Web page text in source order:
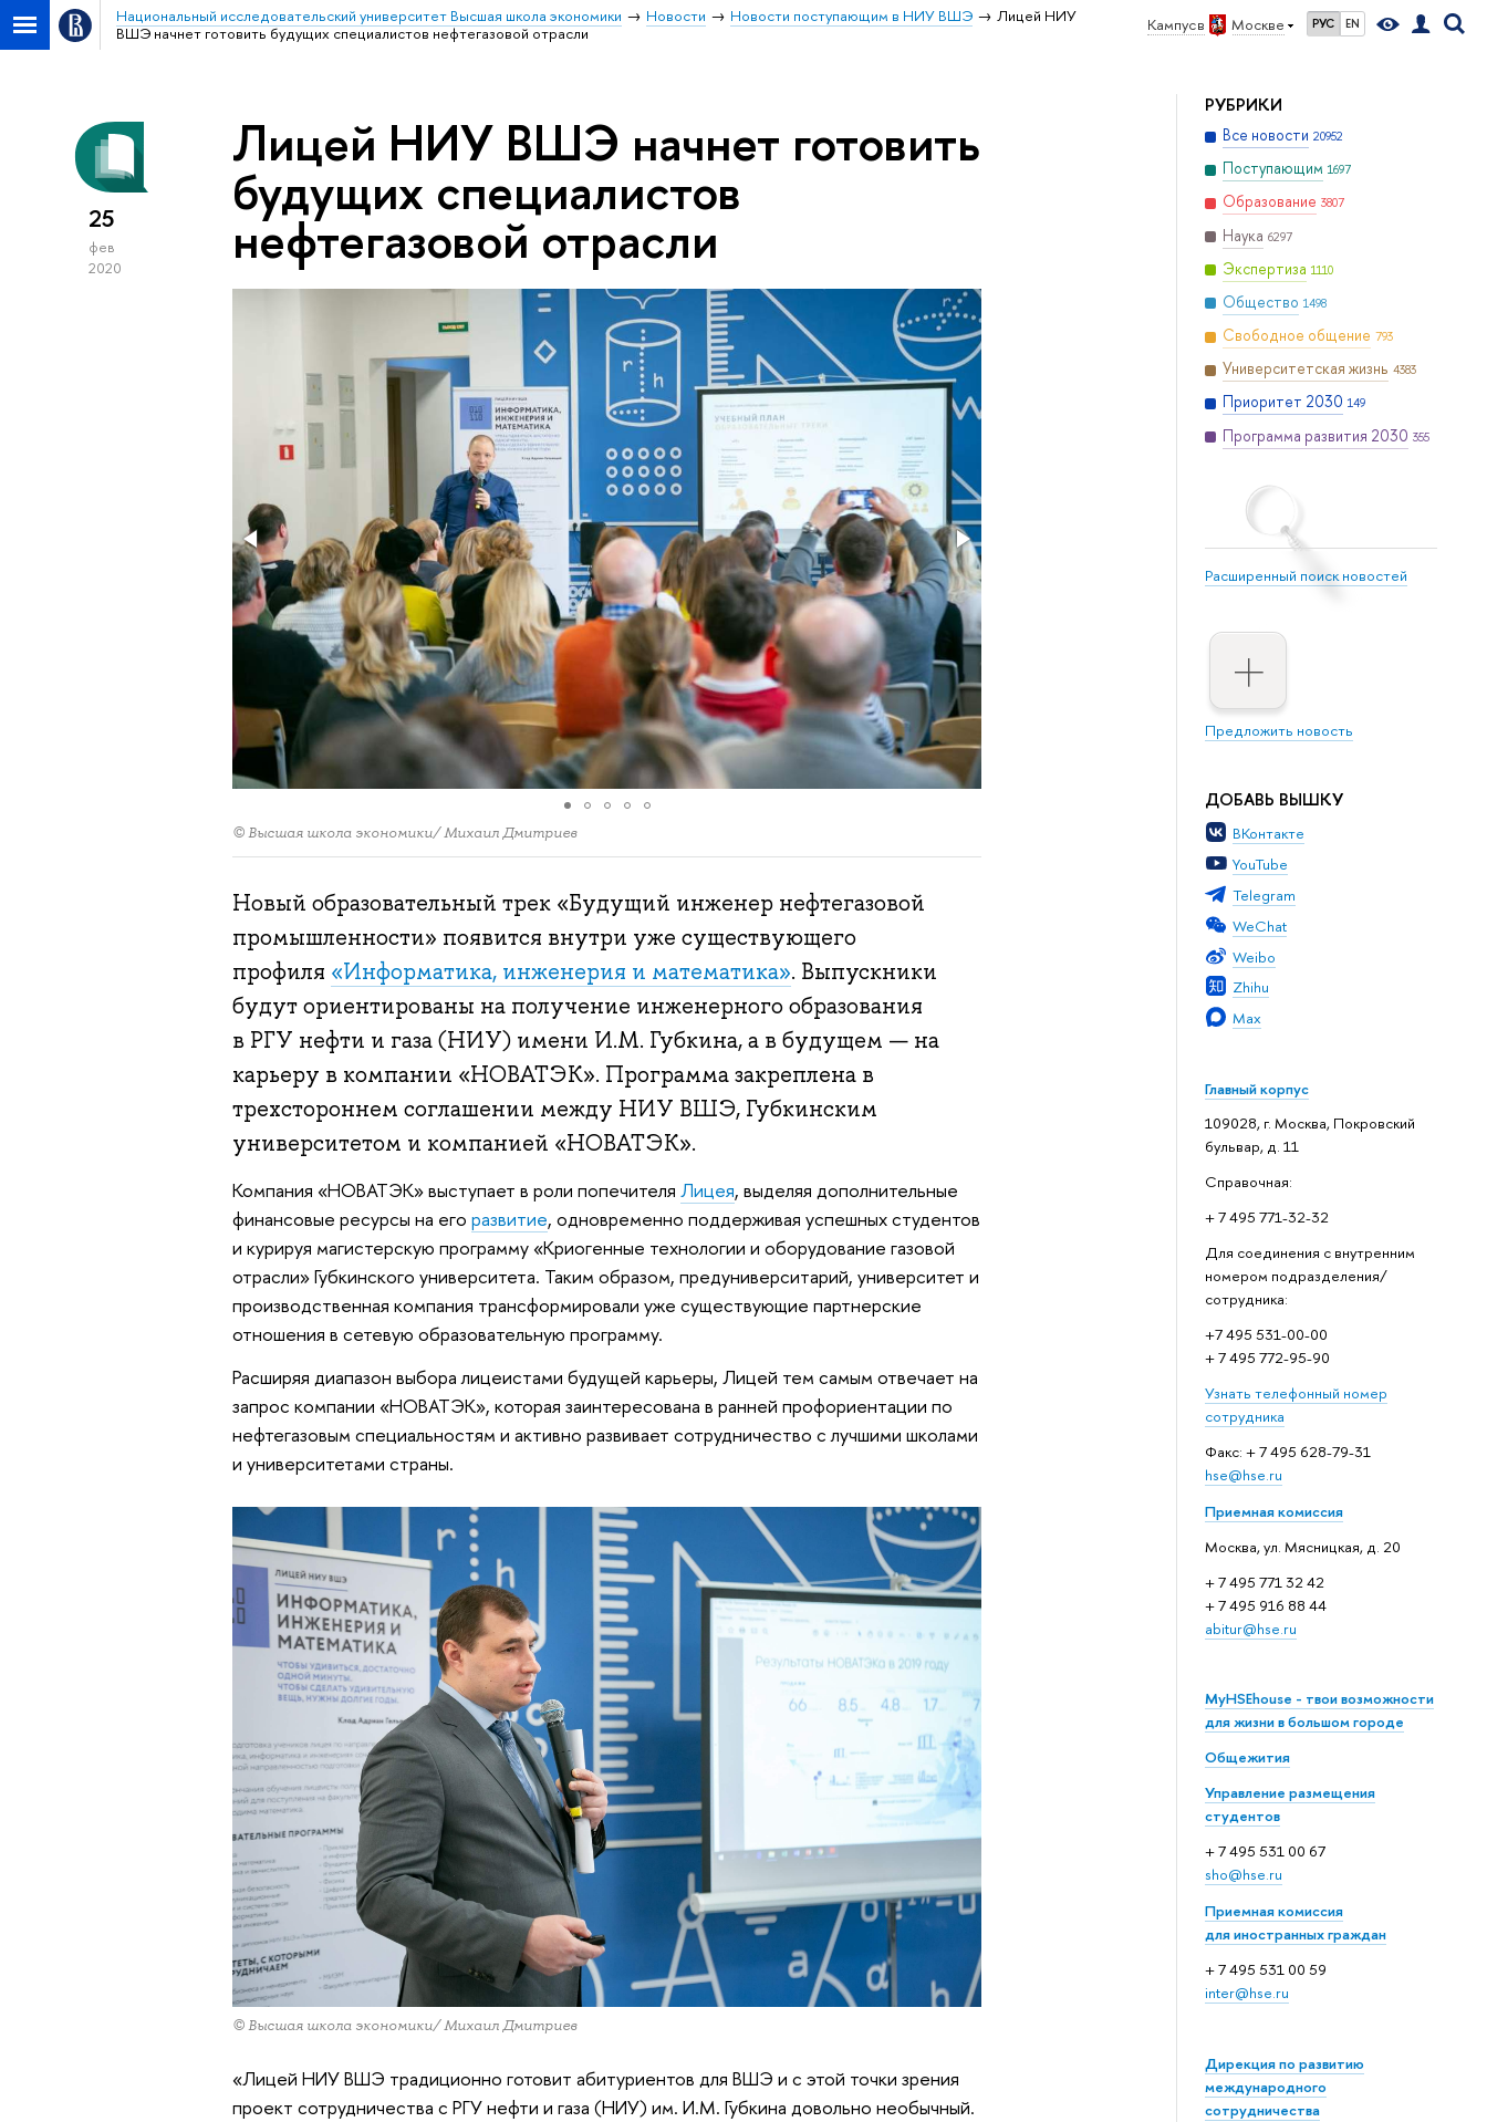
Кампус в Москве РУС EN
Национальный исследовательский университет Высшая школа экономики Новости Новости поступающим в НИУ ВШЭ
Лицей НИУ
ВШЭ начнет готовить будущих специалистов нефтегазовой отрасли
РУБРИКИ
Все новости 20952
Поступающим 1697
Образование 3807
Наука 6297
Экспертиза 1110
Общество 1498
Свободное общение 793
Университетская жизнь 4383
Приоритет 2030 149
Программа развития 2030 355
Расширенный поиск новостей
Предложить новость
ДОБАВЬ ВЫШКУ
ВКонтакте
YouTube
Telegram
WeChat
Weibo
Zhihu
Max
Главный корпус
109028, г. Москва, Покровский
бульвар, д. 11
Справочная:
+ 7 495 771-32-32
Для соединения с внутренним
номером подразделения/
сотрудника:
+7 495 531-00-00
+ 7 495 772-95-90
Узнать телефонный номер
сотрудника
Факс: + 7 495 628-79-31
hse@hse.ru
Приемная комиссия
Москва, ул. Мясницкая, д. 20
+ 7 495 771 32 42
+ 7 495 916 88 44
abitur@hse.ru
MyHSEhouse - твои возможности
для жизни в большом городе
Общежития
Управление размещения
студентов
+ 7 495 531 00 67
sho@hse.ru
Приемная комиссия
для иностранных граждан
+ 7 495 531 00 59
inter@hse.ru
Дирекция по развитию
международного
сотрудничества
25
фев
2020
Лицей НИУ ВШЭ начнет готовить
будущих специалистов
нефтегазовой отрасли
© Высшая школа экономики/ Михаил Дмитриев
Новый образовательный трек «Будущий инженер нефтегазовой
промышленности» появится внутри уже существующего
профиля «Информатика, инженерия и математика». Выпускники
будут ориентированы на получение инженерного образования
в РГУ нефти и газа (НИУ) имени И.М. Губкина, а в будущем — на
карьеру в компании «НОВАТЭК». Программа закреплена в
трехстороннем соглашении между НИУ ВШЭ, Губкинским
университетом и компанией «НОВАТЭК».
Компания «НОВАТЭК» выступает в роли попечителя Лицея, выделяя дополнительные
финансовые ресурсы на его развитие, одновременно поддерживая успешных студентов
и курируя магистерскую программу «Криогенные технологии и оборудование газовой
отрасли» Губкинского университета. Таким образом, предуниверситарий, университет и
производственная компания трансформировали уже существующие партнерские
отношения в сетевую образовательную программу.
Расширяя диапазон выбора лицеистами будущей карьеры, Лицей тем самым отвечает на
запрос компании «НОВАТЭК», которая заинтересована в ранней профориентации по
нефтегазовым специальностям и активно развивает сотрудничество с лучшими школами
и университетами страны.
© Высшая школа экономики/ Михаил Дмитриев
«Лицей НИУ ВШЭ традиционно готовит абитуриентов для ВШЭ и с этой точки зрения
проект сотрудничества с РГУ нефти и газа (НИУ) им. И.М. Губкина довольно необычный.